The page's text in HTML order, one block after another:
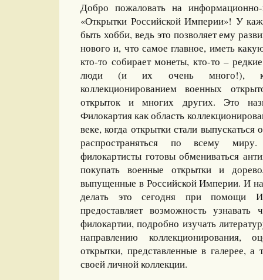
Добро пожаловать на информационно-
«Открытки Российской Империи»! У
быть хобби, ведь это позволяет ему
нового и, что самое главное, иметь
кто-то собирает монеты, кто-то –
люди (и их очень много!),
коллекционированием военных
открыток и многих других. Это
Филокартия как область
веке, когда открытки стали
распространяться по всему
филокартисты готовы обмениваться
покупать военные открытки и
выпущенные в Российской Империи. И
делать это сегодня при помощи
предоставляет возможность
филокартии, подробно изучать
направлению коллекционирования,
открытки, представленные в галерее, а
своей личной коллекции.